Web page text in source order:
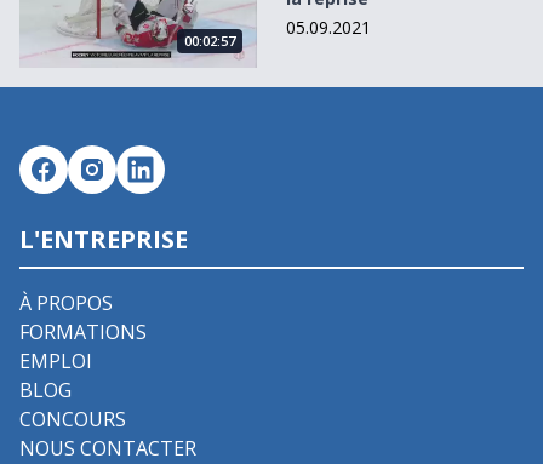
00:02:57
05.09.2021
L'ENTREPRISE
À PROPOS
FORMATIONS
EMPLOI
BLOG
CONCOURS
NOUS CONTACTER